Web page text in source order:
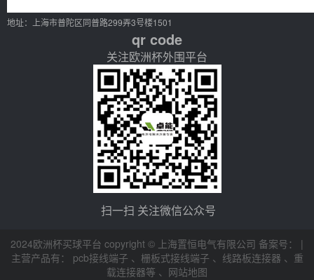
地址：上海市普陀区同普路299弄3号楼1501
qr code
关注欧洲杯外围平台
扫一扫 关注微信公众号
2024欧洲杯买球平台 copyright © 上海置恒电气有限公司 备案号： |
主营产品有： pcb接线端子 、 栅板式接线端子 、 线路板连接器 、 重
载连接器等 、 网站地图